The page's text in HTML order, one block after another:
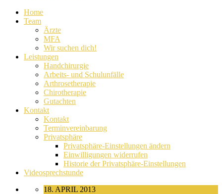
Home
Team
Ärzte
MFA
Wir suchen dich!
Leistungen
Handchirurgie
Arbeits- und Schulunfälle
Arthrosetherapie
Chirotherapie
Gutachten
Kontakt
Kontakt
Terminvereinbarung
Privatsphäre
Privatsphäre-Einstellungen ändern
Einwilligungen widerrufen
Historie der Privatsphäre-Einstellungen
Videosprechstunde
18. APRIL 2013